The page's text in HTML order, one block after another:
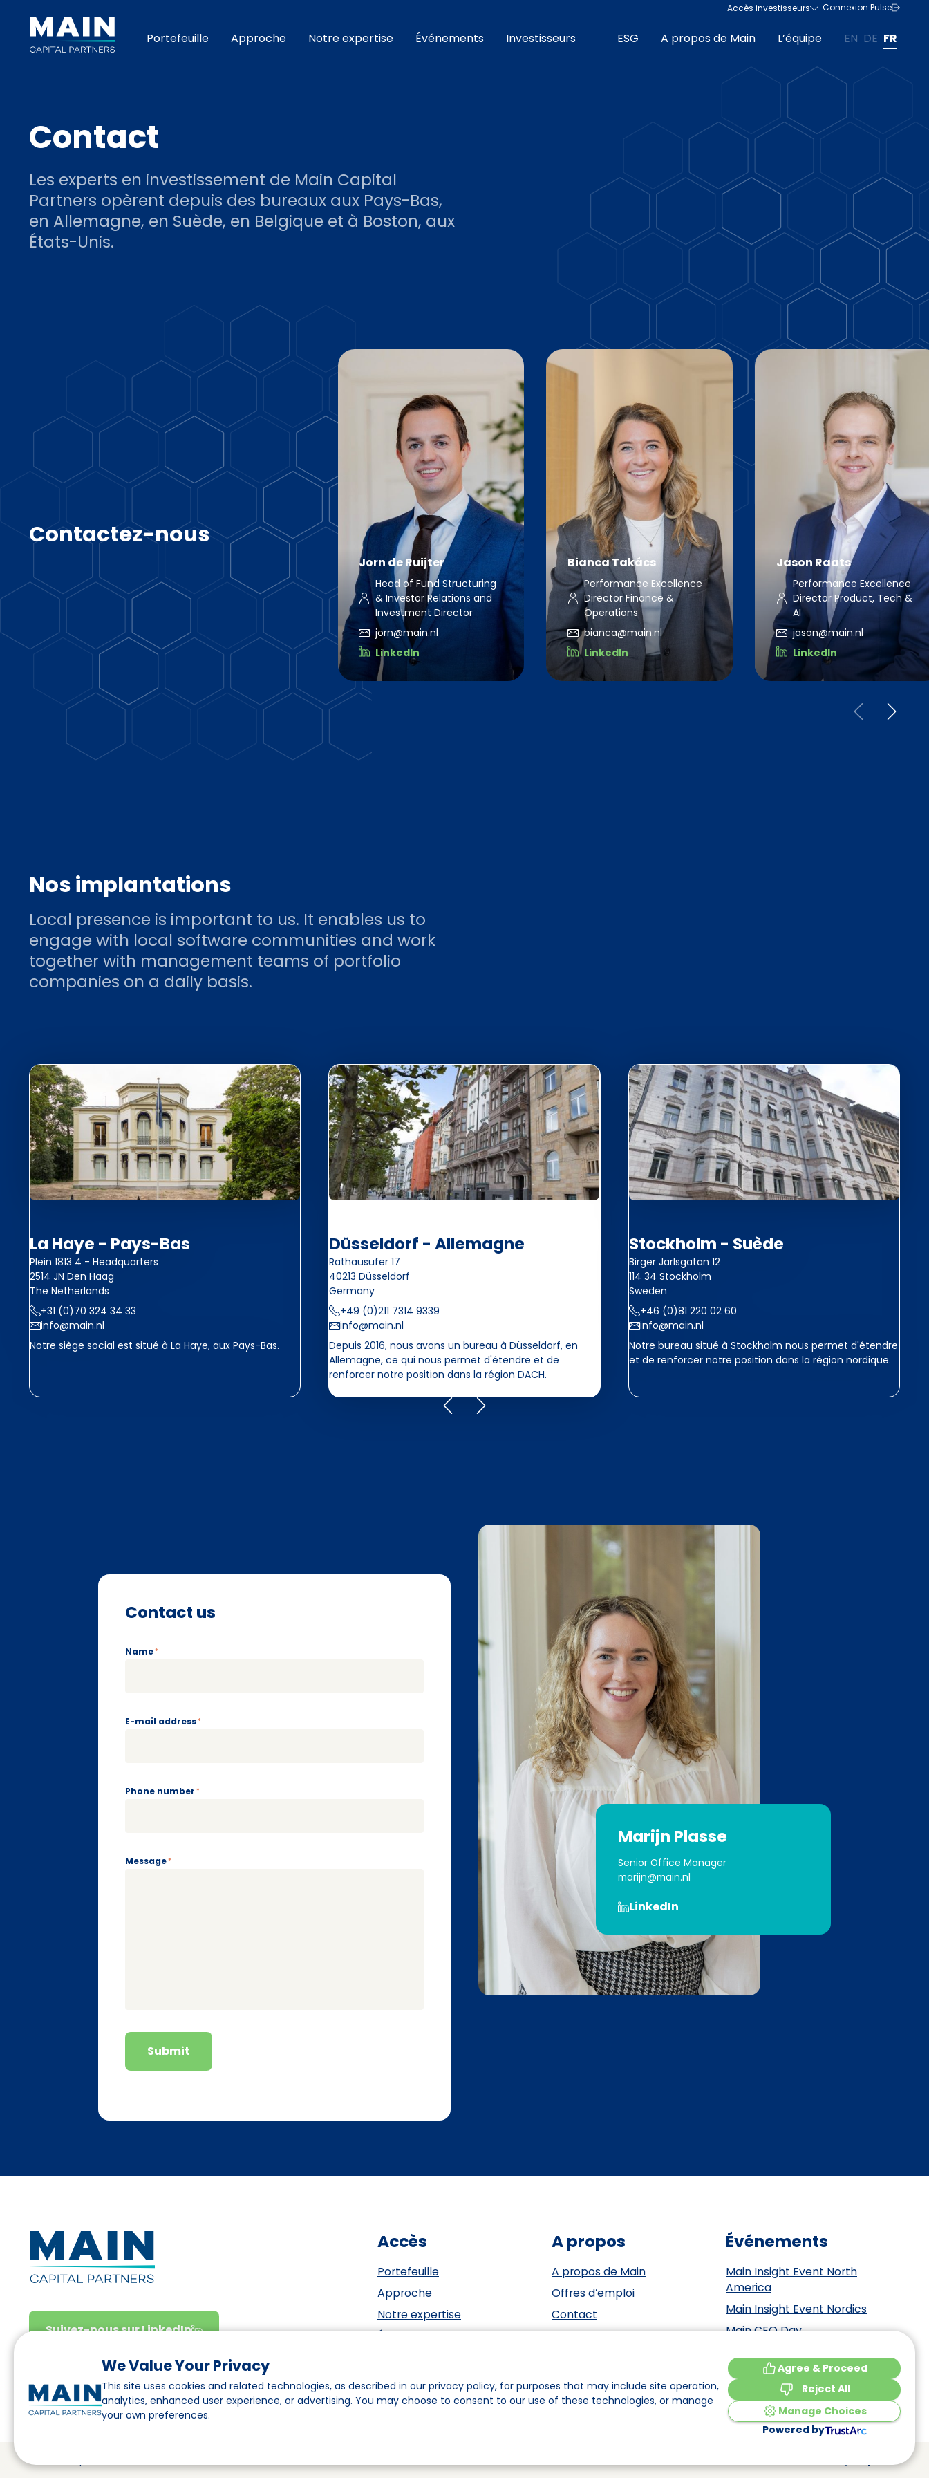
We Value Your Privacy
This site uses cookies and related technologies, as described in our privacy policy, for purposes that may include site operation,
analytics, enhanced user experience, or advertising. You may choose to consent to our use of these technologies, or manage
your own preferences.
Agree & Proceed
Reject All
Manage Choices
Powered by
Accès investisseurs Connexion Pulse
Portefeuille Approche Notre expertise Événements Investisseurs ESG A propos de Main L’équipe EN DE FR
Contact
Les experts en investissement de Main Capital
Partners opèrent depuis des bureaux aux Pays-Bas,
en Allemagne, en Suède, en Belgique et à Boston, aux
États-Unis.
Contactez-nous
Jorn de Ruijter
Head of Fund Structuring
& Investor Relations and
Investment Director
jorn@main.nl
LinkedIn
Bianca Takács
Performance Excellence
Director Finance &
Operations
bianca@main.nl
LinkedIn
Jason Raats
Performance Excellence
Director​ Product, Tech &
AI
jason@main.nl
LinkedIn
Nos implantations
Local presence is important to us. It enables us to
engage with local software communities and work
together with management teams of portfolio
companies on a daily basis.
La Haye - Pays-Bas
Plein 1813 4 - Headquarters
2514 JN Den Haag
The Netherlands
+31 (0)70 324 34 33
info@main.nl
Notre siège social est situé à La Haye, aux Pays-Bas.
Düsseldorf - Allemagne
Rathausufer 17
40213 Düsseldorf
Germany
+49 (0)211 7314 9339
info@main.nl
Depuis 2016, nous avons un bureau à Düsseldorf, en
Allemagne, ce qui nous permet d'étendre et de
renforcer notre position dans la région DACH.
Stockholm - Suède
Birger Jarlsgatan 12
114 34 Stockholm
Sweden
+46 (0)81 220 02 60
info@main.nl
Notre bureau situé à Stockholm nous permet d'étendre
et de renforcer notre position dans la région nordique.
Contact us
Name*
E-mail address*
Phone number *
Message*
Submit
Marijn Plasse
Senior Office Manager
marijn@main.nl
LinkedIn
Suivez-nous sur LinkedIn
Accès
Portefeuille
Approche
Notre expertise
Événements
Équipe
A propos
A propos de Main
Offres d’emploi
Contact
ESG
Cookie policy
Événements
Main Insight Event North
America
Main Insight Event Nordics
Main CEO Day
Main Insight Event DACH